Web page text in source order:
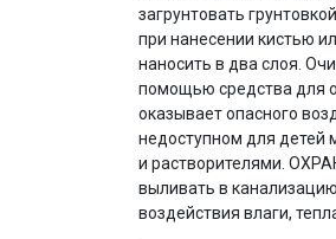
загрунтовать
при нанесении кистью
наносить в два слоя.
помощью средства для
оказывает опасного
недоступном для детей
и растворителями.
выливать в
воздействия влаги,